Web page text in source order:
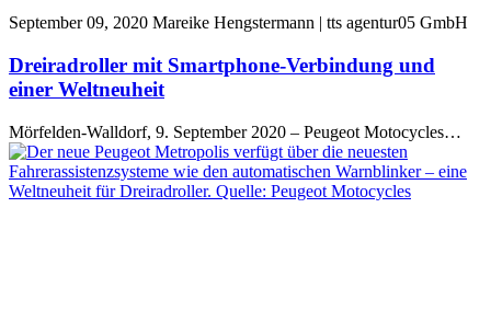
September 09, 2020 Mareike Hengstermann | tts agentur05 GmbH
Dreiradroller mit Smartphone-Verbindung und
einer Weltneuheit
Mörfelden-Walldorf, 9. September 2020 – Peugeot Motocycles…